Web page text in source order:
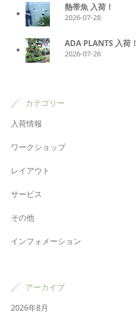
熱帯魚 入荷！
2026-07-28
ADA PLANTS 入荷！
2026-07-26
カテゴリー
入荷情報
ワークショップ
レイアウト
サービス
その他
インフォメーション
アーカイブ
2026年8月